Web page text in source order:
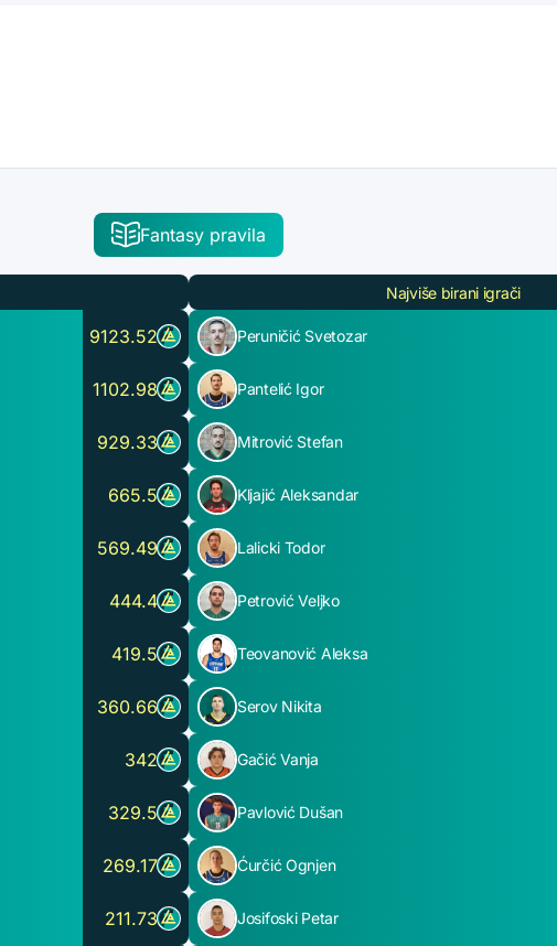
Fantasy pravila
9123.52
1102.98
929.33
665.5
569.49
444.4
419.5
360.66
342
329.5
269.17
211.73
Najviše birani igrači
Peruničić Svetozar
Pantelić Igor
Mitrović Stefan
Kljajić Aleksandar
Lalicki Todor
Petrović Veljko
Teovanović Aleksa
Serov Nikita
Gačić Vanja
Pavlović Dušan
Ćurčić Ognjen
Josifoski Petar